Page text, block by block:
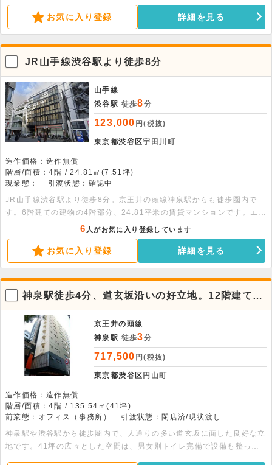
きます。
お気に入り登録 詳細を見る
JR山手線渋谷駅より徒歩8分
山手線
渋谷駅 徒歩8分
123,000 円(税抜)
東京都渋谷区宇田川町
造作価格：造作無償
階層/面積：4階 / 24.81㎡(7.51坪)
現業態：
引渡状態：確認中
JR山手線渋谷駅より徒歩8分。京王井の頭線神泉駅からも徒歩圏内で
す。6階建ての建物の4階部分、24.81平米の賃貸マンションです。エア
コン・オール電化・オートロックモニター付きインターホン完備です。
6 人がお気に入り登録しています
お気に入り登録 詳細を見る
神泉駅徒歩4分、道玄坂沿いの好立地。12階建てビ
ルの4階貸事務所
京王井の頭線
神泉駅 徒歩3分
717,500 円(税抜)
東京都渋谷区 円山町
造作価格：造作無償
階層/面積：4階 / 135.54㎡(41坪)
前業態：オフィス（事務所）
引渡状態：閉店済/現状渡し
神泉駅や渋谷駅から徒歩圏内で、人通りの多い道玄坂に面した良好な立
地です。41坪の広々とした空間は、男女別トイレ完備で設備も整って